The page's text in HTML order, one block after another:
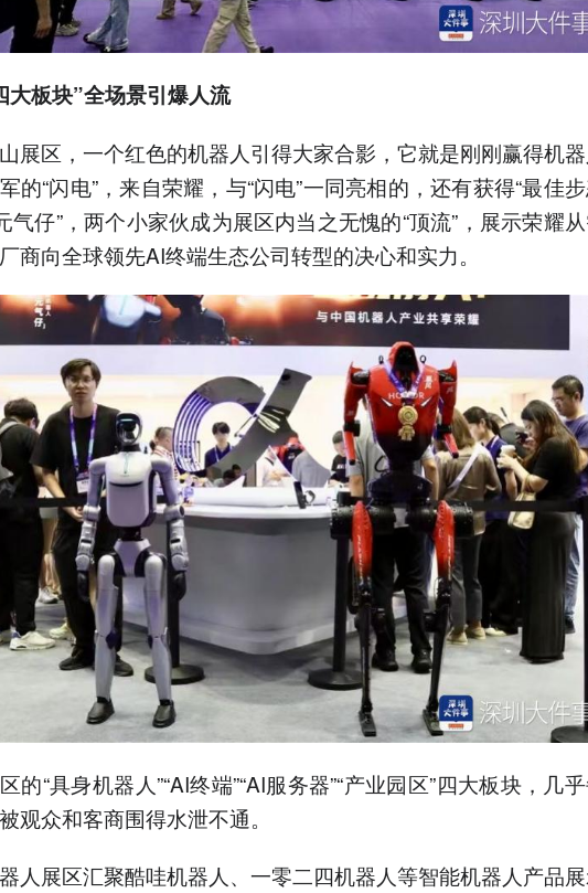
大板块”全场景引爆人流
展区，一个红色的机器人引得大家合影，它就是刚刚赢得机器
的“闪电”，来自荣耀，与“闪电”一同亮相的，还有获得“最佳
气仔”，两个小家伙成为展区内当之无愧的“顶流”，展示荣耀
商向全球领先AI终端生态公司转型的决心和实力。
的“具身机器人”“AI终端”“AI服务器”“产业园区”四大板块，几
观众和客商围得水泄不通。
人展区汇聚酷哇机器人、一零二四机器人等智能机器人产品